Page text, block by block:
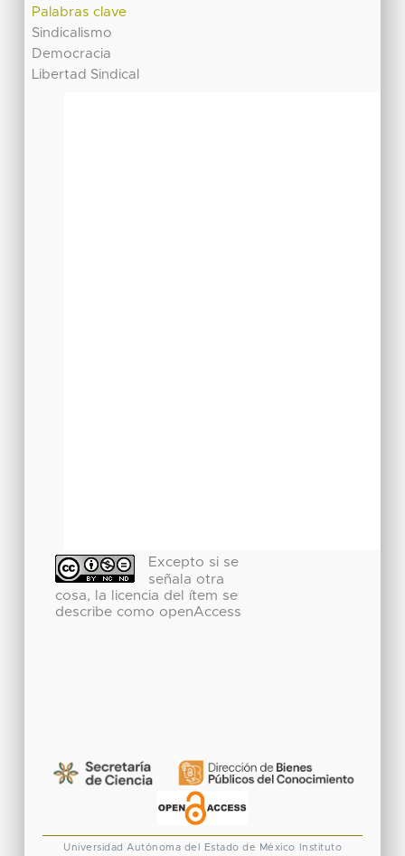
Palabras clave
Sindicalismo
Democracia
Libertad Sindical
Excepto si se
señala otra
cosa, la licencia del ítem se
describe como openAccess
Universidad Autónoma del Estado de México Instituto